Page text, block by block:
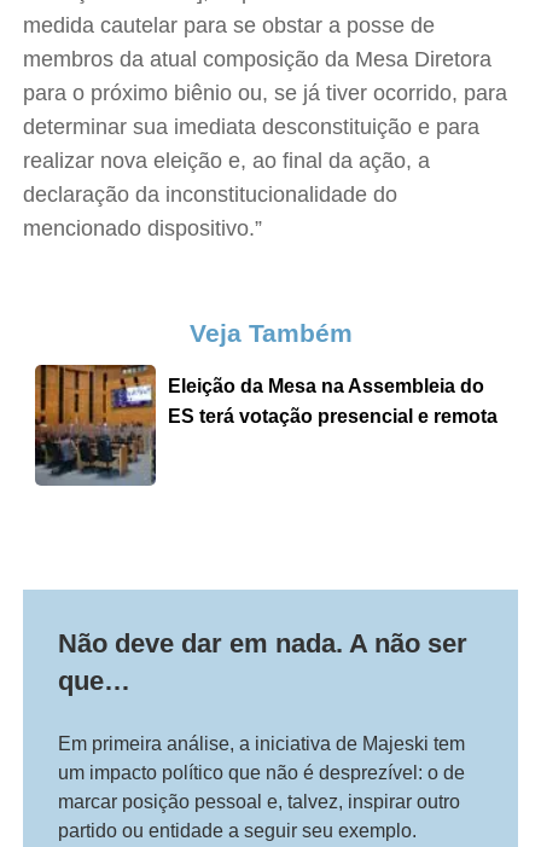
medida cautelar para se obstar a posse de
membros da atual composição da Mesa Diretora
para o próximo biênio ou, se já tiver ocorrido, para
determinar sua imediata desconstituição e para
realizar nova eleição e, ao final da ação, a
declaração da inconstitucionalidade do
mencionado dispositivo.”
Veja Também
Eleição da Mesa na Assembleia do
ES terá votação presencial e remota
Não deve dar em nada. A não ser
que…
Em primeira análise, a iniciativa de Majeski tem
um impacto político que não é desprezível: o de
marcar posição pessoal e, talvez, inspirar outro
partido ou entidade a seguir seu exemplo.